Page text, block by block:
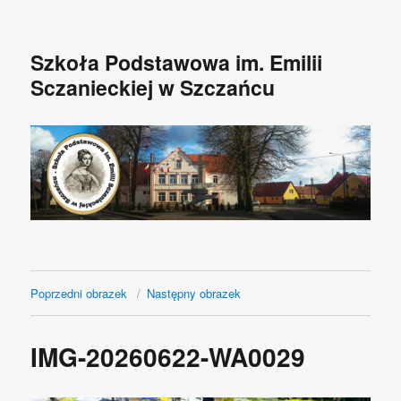
Szkoła Podstawowa im. Emilii
Sczanieckiej w Szczańcu
Poprzedni obrazek Następny obrazek
IMG-20260622-WA0029